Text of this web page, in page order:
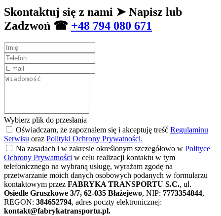
Skontaktuj się z nami ➤ Napisz lub
Zadzwoń ☎ +48 794 080 671
Wybierz plik do przesłania
Oświadczam, że zapoznałem się i akceptuję treść Regulaminu
Serwisu oraz Polityki Ochrony Prywatności.
Na zasadach i w zakresie określonym szczegółowo w Polityce
Ochrony Prywatności w celu realizacji kontaktu w tym
telefonicznego na wybraną usługę, wyrażam zgodę na
przetwarzanie moich danych osobowych podanych w formularzu
kontaktowym przez FABRYKA TRANSPORTU S.C., ul.
Osiedle Gruszkowe 3/7, 62-035 Błażejewo, NIP: 7773354844,
REGON: 384652794, adres poczty elektronicznej:
kontakt@fabrykatransportu.pl.